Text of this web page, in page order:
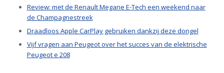
Review: met de Renault Megane E-Tech een weekend naar
de Champagnestreek
Draadloos Apple CarPlay gebruiken dankzij deze dongel
Vijf vragen aan Peugeot over het succes van de elektrische
Peugeot e 208